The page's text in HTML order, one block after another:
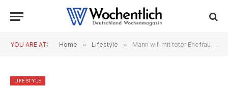
YOU ARE AT: Home » Lifestyle » Mann will mit toter Ehefrau Flugzeug besteigen
LIFESTYLE